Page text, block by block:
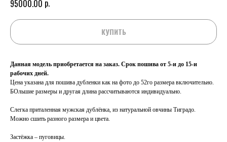
95000.00 р.
КУПИТЬ
Данная модель приобретается на заказ. Срок пошива от 5-и до 15-и
рабочих дней.
Цена указана для пошива дубленки как на фото до 52го размера включительно.
БОльшие размеры и другая длина рассчитываются индивидуально.
Слегка приталенная мужская дублёнка, из натуральной овчины Тиградо.
Можно сшить разного размера и цвета.
Застёжка – пуговицы.